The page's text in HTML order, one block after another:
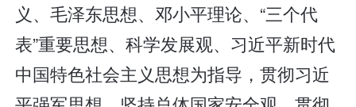
义、毛泽东思想、邓小平理论、“三个代
表”重要思想、科学发展观、习近平新时代
中国特色社会主义思想为指导，贯彻习近